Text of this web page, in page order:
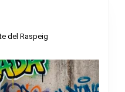
del Raspeig